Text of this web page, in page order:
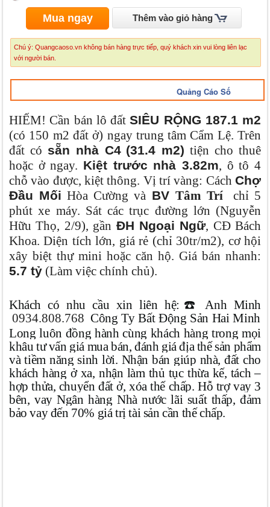
Mua ngay Thêm vào giỏ hàng
Chú ý: Quangcaoso.vn không bán hàng trực tiếp, quý khách xin vui lòng liên lạc
với người bán.
Quảng Cáo Số
HIẾM! Cần bán lô đấtSIÊU RỘNG 187.1 m2
(có 150 m2 đất ở) ngay trung tâm Cẩm Lệ. Trên
đất có sẵn nhà C4 (31.4 m2) tiện cho thuê
hoặc ở ngay. Kiệt trước nhà 3.82m, ô tô 4
chỗ vào được, kiệt thông. Vị trí vàng: Cách Chợ
Đầu Mối Hòa Cường và BV Tâm Trí
chỉ 5
phút xe máy. Sát các trục đường lớn (Nguyễn
Hữu Thọ, 2/9), gần ĐH Ngoại Ngữ, CĐ Bách
Khoa. Diện tích lớn, giá rẻ (chỉ 30tr/m2), cơ hội
xây biệt thự mini hoặc căn hộ. Giá bán nhanh:
5.7 tỷ (Làm việc chính chủ).
Khách có nhu cầu xin liên hệ: ☎
️ Anh Minh
0934.808.768 Công Ty Bất Động Sản Hai Minh
Long luôn đồng hành cùng khách hàng trong mọi
khâu tư vấn giá mua bán, đánh giá địa thế sản phẩm
và tiềm năng sinh lời. Nhận bán giúp nhà, đất cho
khách hàng ở xa, nhận làm thủ tục thừa kế, tách –
hợp thửa, chuyển đất ở, xóa thế chấp. Hỗ trợ vay 3
bên, vay Ngân hàng Nhà nước lãi suất thấp, đảm
bảo vay đến 70% giá trị tài sản cần thế chấp.